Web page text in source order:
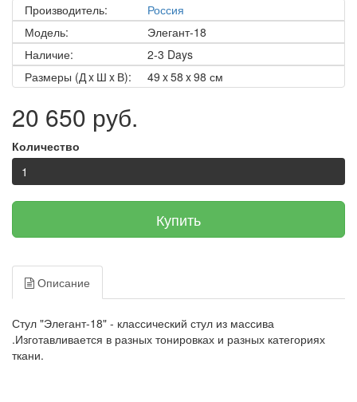
Производитель:
Россия
Модель:
Элегант-18
Наличие:
2-3 Days
Размеры (Д x Ш x В):
49 x 58 x 98 см
20 650 руб.
Количество
Купить
Описание
Стул "Элегант-18" - классический стул из массива
.Изготавливается в разных тонировках и разных категориях
ткани.